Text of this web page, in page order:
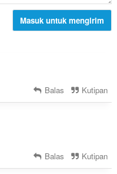
Masuk untuk mengirim
Balas Kutipan
Balas Kutipan